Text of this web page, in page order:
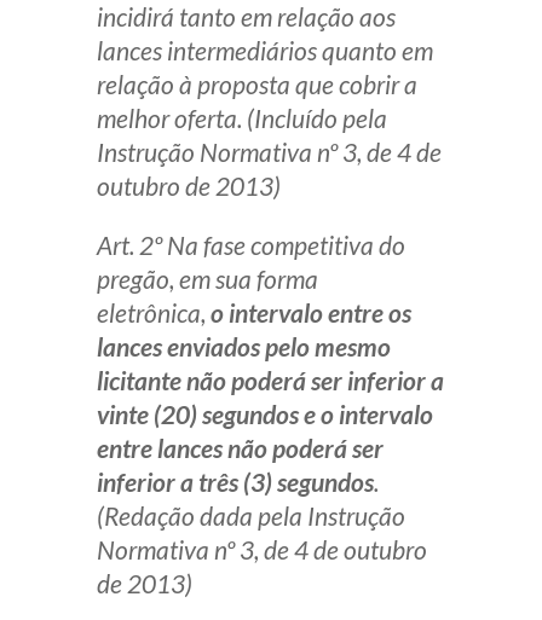
incidirá tanto em relação aos
lances intermediários quanto em
relação à proposta que cobrir a
melhor oferta. (Incluído pela
Instrução Normativa nº 3, de 4 de
outubro de 2013)
Art. 2º Na fase competitiva do
pregão, em sua forma
eletrônica, o intervalo entre os
lances enviados pelo mesmo
licitante não poderá ser inferior a
vinte (20) segundos e o intervalo
entre lances não poderá ser
inferior a três (3) segundos.
(Redação dada pela Instrução
Normativa nº 3, de 4 de outubro
de 2013)